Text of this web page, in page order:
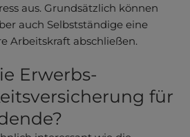
aus. Grundsätzlich können
auch Selbst­ständige eine
Arbeits­kraft abschließen.
Erwerbs­
für